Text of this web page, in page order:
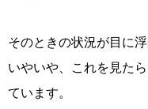
そのときの状況が目に浮
いやいや、これを見た
ています。